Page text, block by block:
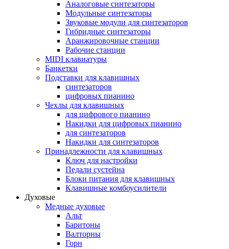
Аналоговые синтезаторы
Модульные синтезаторы
Звуковые модули для синтезаторов
Гибридные синтезаторы
Аранжировочные станции
Рабочие станции
MIDI клавиатуры
Банкетки
Подставки для клавишных
синтезаторов
цифровых пианино
Чехлы для клавишных
для цифрового пианино
Накидки для цифровых пианино
для синтезаторов
Накидки для синтезаторов
Принадлежности для клавишных
Ключ для настройки
Педали сустейна
Блоки питания для клавишных
Клавишные комбоусилители
Духовые
Медные духовые
Альт
Баритоны
Валторны
Горн